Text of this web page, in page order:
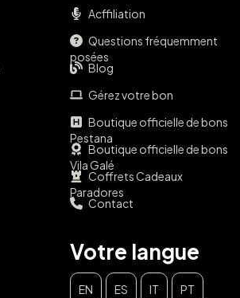
Acffiliation
Questions fréquemment
posées
Blog
Gérez votre bon
Boutique officielle de bons
Pestana
Boutique officielle de bons
Vila Galé
Coffrets Cadeaux
Paradores
Contact
Votre langue
EN ES IT PT